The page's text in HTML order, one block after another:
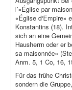
l’«Église par
«Église d‘Empire»
Konstantins (18).
sich an eine
Hausherrn oder er
sa maisonnée»
Anm. 5, 1 Co, 16,
Für das frühe
sondern die